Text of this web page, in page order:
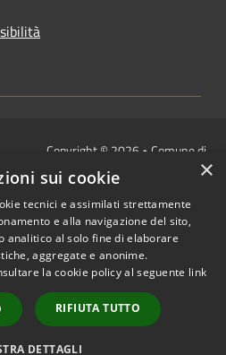
Copyright © 2026 • Comune di
Villongo • Powered by
redazione
×
sui cookie
tecnici e assimilati strettamente
e alla navigazione del sito,
analitico al solo fine di elaborare
aggregate e anonime.
la cookie policy al seguente link
RIFIUTA TUTTO
DETTAGLI